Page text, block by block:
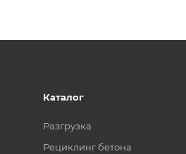
Каталог
Разгрузка
Рециклинг бетона